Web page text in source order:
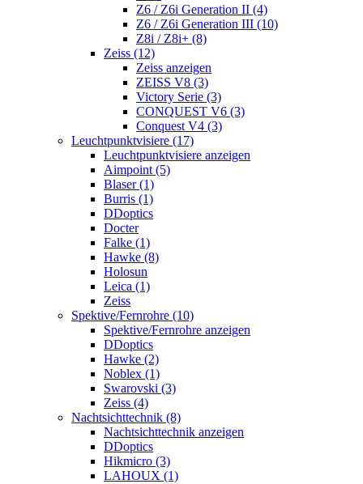
Z6 / Z6i Generation II (4)
Z6 / Z6i Generation III (10)
Z8i / Z8i+ (8)
Zeiss (12)
Zeiss anzeigen
ZEISS V8 (3)
Victory Serie (3)
CONQUEST V6 (3)
Conquest V4 (3)
Leuchtpunktvisiere (17)
Leuchtpunktvisiere anzeigen
Aimpoint (5)
Blaser (1)
Burris (1)
DDoptics
Docter
Falke (1)
Hawke (8)
Holosun
Leica (1)
Zeiss
Spektive/Fernrohre (10)
Spektive/Fernrohre anzeigen
DDoptics
Hawke (2)
Noblex (1)
Swarovski (3)
Zeiss (4)
Nachtsichttechnik (8)
Nachtsichttechnik anzeigen
DDoptics
Hikmicro (3)
LAHOUX (1)